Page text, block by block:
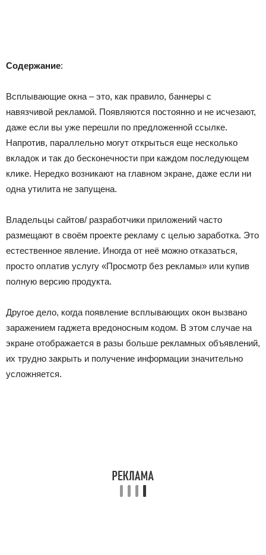
Содержание:
Всплывающие окна – это, как правило, баннеры с
навязчивой рекламой. Появляются постоянно и не исчезают,
даже если вы уже перешли по предложенной ссылке.
Напротив, параллельно могут открыться еще несколько
вкладок и так до бесконечности при каждом последующем
клике. Нередко возникают на главном экране, даже если ни
одна утилита не запущена.
Владельцы сайтов/ разработчики приложений часто
размещают в своём проекте рекламу с целью заработка. Это
естественное явление. Иногда от неё можно отказаться,
просто оплатив услугу «Просмотр без рекламы» или купив
полную версию продукта.
Другое дело, когда появление всплывающих окон вызвано
заражением гаджета вредоносным кодом. В этом случае на
экране отображается в разы больше рекламных объявлений,
их трудно закрыть и получение информации значительно
усложняется.